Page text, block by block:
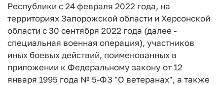
Республики с 24 февраля 2022 года, на
территориях Запорожской области и Херсонской
области с 30 сентября 2022 года (далее -
специальная военная операция), участников
иных боевых действий, поименованных в
приложении к Федеральному закону от 12
января 1995 года № 5-ФЗ "О ветеранах", а также